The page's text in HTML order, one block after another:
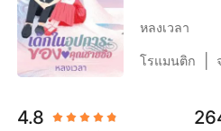
ออกจากระบบ
ดาวน์โหลดแอป
ประวัติศาสตร์
โรแมนติก
มหาเศรษฐี
หลงเวลา
โรแมนติก
4.8